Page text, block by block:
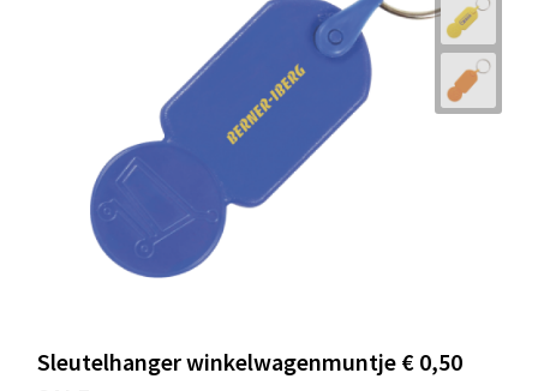
Sleutelhanger winkelwagenmuntje € 0,50